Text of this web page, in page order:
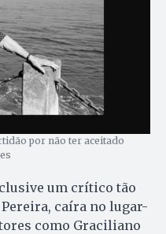
por não ter aceitado
um crítico tão
caíra no lugar-
como Graciliano